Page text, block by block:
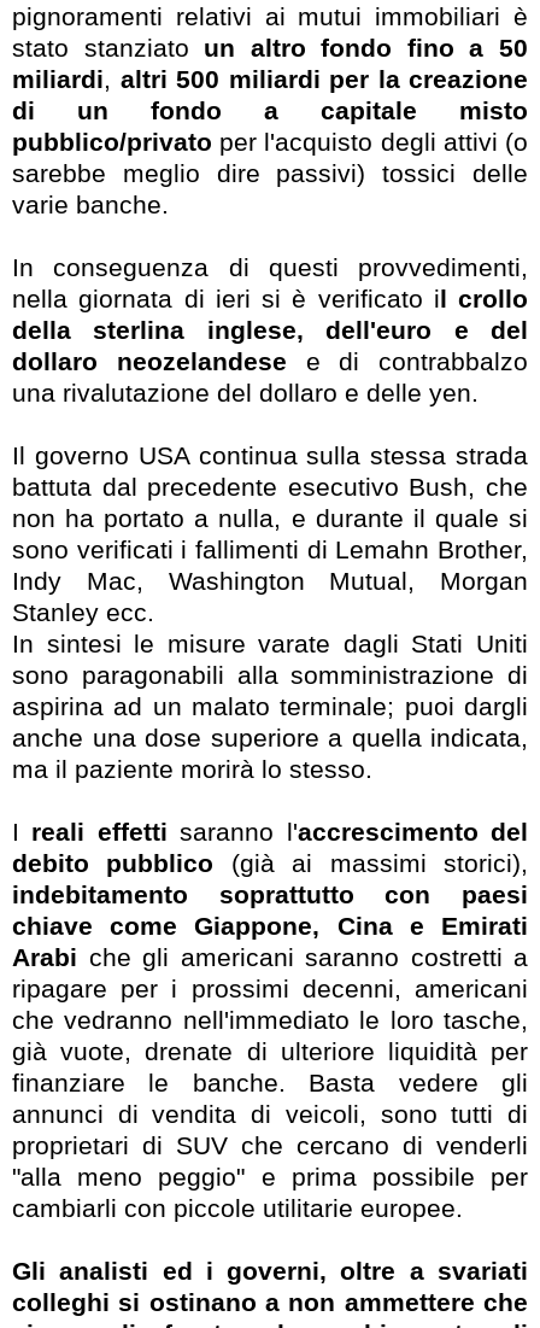
pignoramenti relativi ai mutui immobiliari è
stato stanziato un altro fondo fino a 50
miliardi, altri 500 miliardi per la creazione
di un fondo a capitale misto
pubblico/privato per l'acquisto degli attivi (o
sarebbe meglio dire passivi) tossici delle
varie banche.
In conseguenza di questi provvedimenti,
nella giornata di ieri si è verificato il crollo
della sterlina inglese, dell'euro e del
dollaro neozelandese e di contrabbalzo
una rivalutazione del dollaro e delle yen.
Il governo USA continua sulla stessa strada
battuta dal precedente esecutivo Bush, che
non ha portato a nulla, e durante il quale si
sono verificati i fallimenti di Lemahn Brother,
Indy Mac, Washington Mutual, Morgan
Stanley ecc.
In sintesi le misure varate dagli Stati Uniti
sono paragonabili alla somministrazione di
aspirina ad un malato terminale; puoi dargli
anche una dose superiore a quella indicata,
ma il paziente morirà lo stesso.
I reali effetti saranno l'accrescimento del
debito pubblico (già ai massimi storici),
indebitamento soprattutto con paesi
chiave come Giappone, Cina e Emirati
Arabi che gli americani saranno costretti a
ripagare per i prossimi decenni, americani
che vedranno nell'immediato le loro tasche,
già vuote, drenate di ulteriore liquidità per
finanziare le banche. Basta vedere gli
annunci di vendita di veicoli, sono tutti di
proprietari di SUV che cercano di venderli
"alla meno peggio" e prima possibile per
cambiarli con piccole utilitarie europee.
Gli analisti ed i governi, oltre a svariati
colleghi si ostinano a non ammettere che